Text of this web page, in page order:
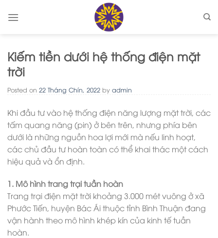
Kiếm tiền dưới hệ thống điện mặt
trời
Posted on 22 Tháng Chín, 2022 by admin
Khi đầu tư vào hệ thống điện năng lượng mặt trời, các
tấm quang năng (pin) ở bên trên, nhưng phía bên
dưới là những nguồn hoa lợi mới mà nếu linh hoạt,
các chủ đầu tư hoàn toàn có thể khai thác một cách
hiệu quả và ổn định.
1. Mô hình trang trại tuần hoàn
Trang trại điện mặt trời khoảng 3.000 mét vuông ở xã
Phước Tiến, huyện Bác Ái thuộc tỉnh Bình Thuận đang
vận hành theo mô hình khép kín của kinh tế tuần
hoàn.